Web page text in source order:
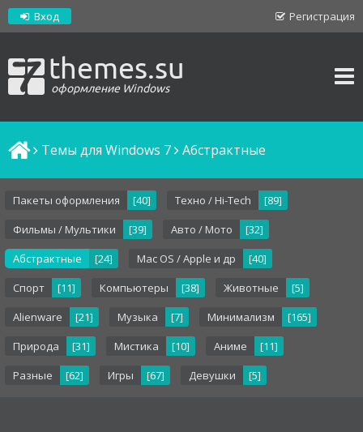
Регистрация
Вход
themes.su
оформление Windows
Темы для Windows 7 Абстрактные
Пакеты оформления [40] Техно / Hi-Tech
[89]
Фильмы / Мультики
[39] Авто / Мото
[32]
Абстрактные
[24] Mac OS / Apple и др
[40]
Спорт
[11] Компьютеры [38] Животные
[5]
Alienware
[21] Музыка [7] Минимализм
[165]
Природа
[31] Мистика [10] Аниме
[11]
Разные
[62] Игры [67] Девушки [5]